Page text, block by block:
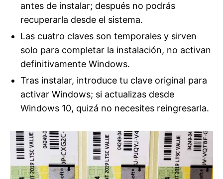
antes de instalar; después no podrás
recuperarla desde el sistema.
Las cuatro claves son temporales y sirven
solo para completar la instalación, no activan
definitivamente Windows.
Tras instalar, introduce tu clave original para
activar Windows; si actualizas desde
Windows 10, quizá no necesites reingresarla.